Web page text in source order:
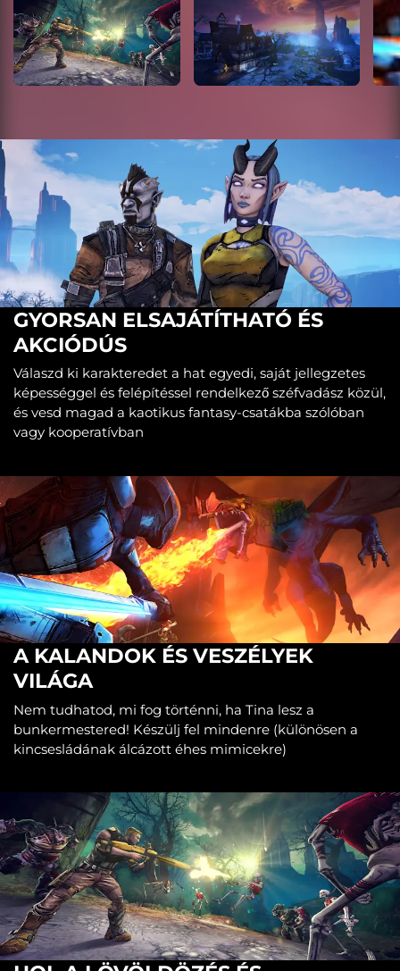
GYORSAN ELSAJÁTÍTHATÓ ÉS
AKCIÓDÚS
Válaszd ki karakteredet a hat egyedi, saját jellegzetes
képességgel és felépítéssel rendelkező széfvadász közül,
és vesd magad a kaotikus fantasy-csatákba szólóban
vagy kooperatívban
A KALANDOK ÉS VESZÉLYEK
VILÁGA
Nem tudhatod, mi fog történni, ha Tina lesz a
bunkermestered! Készülj fel mindenre (különösen a
kincsesládának álcázott éhes mimicekre)